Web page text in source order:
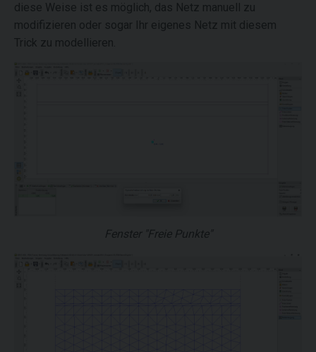
diese Weise ist es möglich, das Netz manuell zu
modifizieren oder sogar Ihr eigenes Netz mit diesem
Trick zu modellieren.
Fenster "Freie Punkte"